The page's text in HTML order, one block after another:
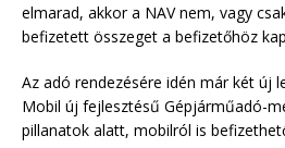
elmarad, akkor a NAV nem, vagy
befizetett összeget a befizetőhöz
Az adó rendezésére idén már két új
Mobil új fejlesztésű Gépjárműadó-
pillanatok alatt, mobilról is